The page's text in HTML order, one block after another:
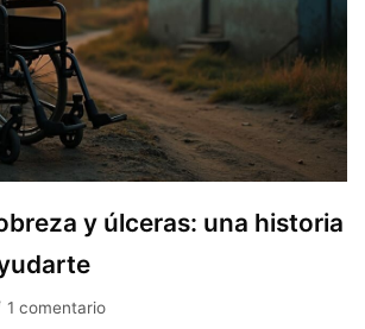
y úlceras: una historia
1 comentario